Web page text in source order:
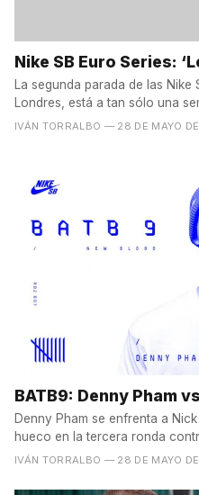
Nike SB Euro Series:
La segunda parada de las Nike
Londres, está a tan sólo una
IVÁN TORRALBO — 28 DE MAYO
BATB9: Denny Pham
Denny Pham se enfrenta a
hueco en la tercera ronda
IVÁN TORRALBO — 28 DE MAYO